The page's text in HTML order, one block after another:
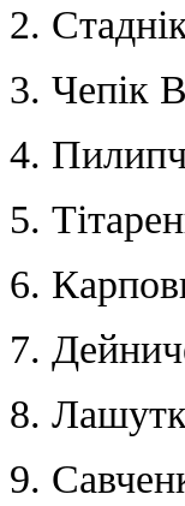
2.
3. Чепік
4.
5.
6.
7.
8.
9.